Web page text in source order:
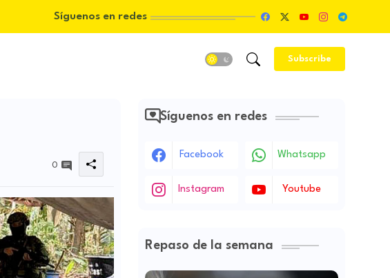
Síguenos en redes
Subscribe
0
Síguenos en redes
Facebook Whatsapp
Instagram Youtube
Repaso de la semana